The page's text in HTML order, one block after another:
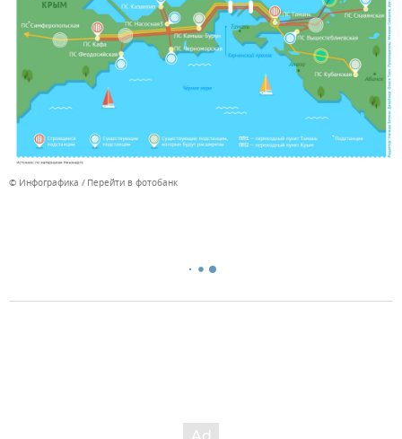
© Инфографика Перейти в фотобанк